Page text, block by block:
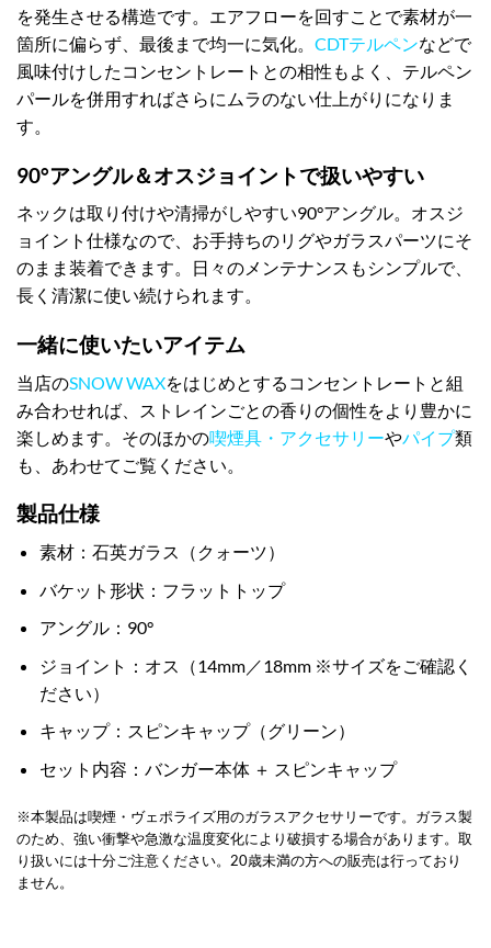
を発生させる構造です。エアフローを回すことで素材が一
箇所に偏らず、最後まで均一に気化。 CDTテルペンなどで
風味付けしたコンセントレートとの相性もよく、テルペン
パールを併用すればさらにムラのない仕上がりになりま
す。
90°アングル＆オスジョイントで扱いやすい
ネックは取り付けや清掃がしやすい90°アングル。オスジ
ョイント仕様なので、お手持ちのリグやガラスパーツにそ
のまま装着できます。日々のメンテナンスもシンプルで、
長く清潔に使い続けられます。
一緒に使いたいアイテム
当店のSNOW WAXをはじめとするコンセントレートと組
み合わせれば、ストレインごとの香りの個性をより豊かに
楽しめます。そのほかの喫煙具・アクセサリーやパイプ類
も、あわせてご覧ください。
製品仕様
素材：石英ガラス（クォーツ）
バケット形状：フラットトップ
アングル：90°
ジョイント：オス（14mm／18mm ※サイズをご確認く
ださい）
キャップ：スピンキャップ（グリーン）
セット内容：バンガー本体 ＋ スピンキャップ
※本製品は喫煙・ヴェポライズ用のガラスアクセサリーです。ガラス製
のため、強い衝撃や急激な温度変化により破損する場合があります。取
り扱いには十分ご注意ください。20歳未満の方への販売は行っており
ません。